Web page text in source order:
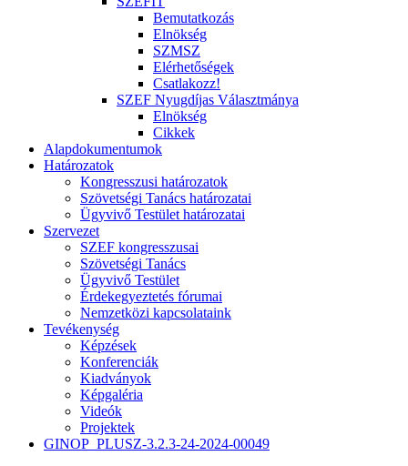
Bemutatkozás
Elnökség
SZMSZ
Elérhetőségek
Csatlakozz!
SZEF Nyugdíjas Választmánya
Elnökség
Cikkek
Alapdokumentumok
Határozatok
Kongresszusi határozatok
Szövetségi Tanács határozatai
Ügyvivő Testület határozatai
Szervezet
SZEF kongresszusai
Szövetségi Tanács
Ügyvivő Testület
Érdekegyeztetés fórumai
Nemzetközi kapcsolataink
Tevékenység
Képzések
Konferenciák
Kiadványok
Képgaléria
Videók
Projektek
GINOP_PLUSZ-3.2.3-24-2024-00049